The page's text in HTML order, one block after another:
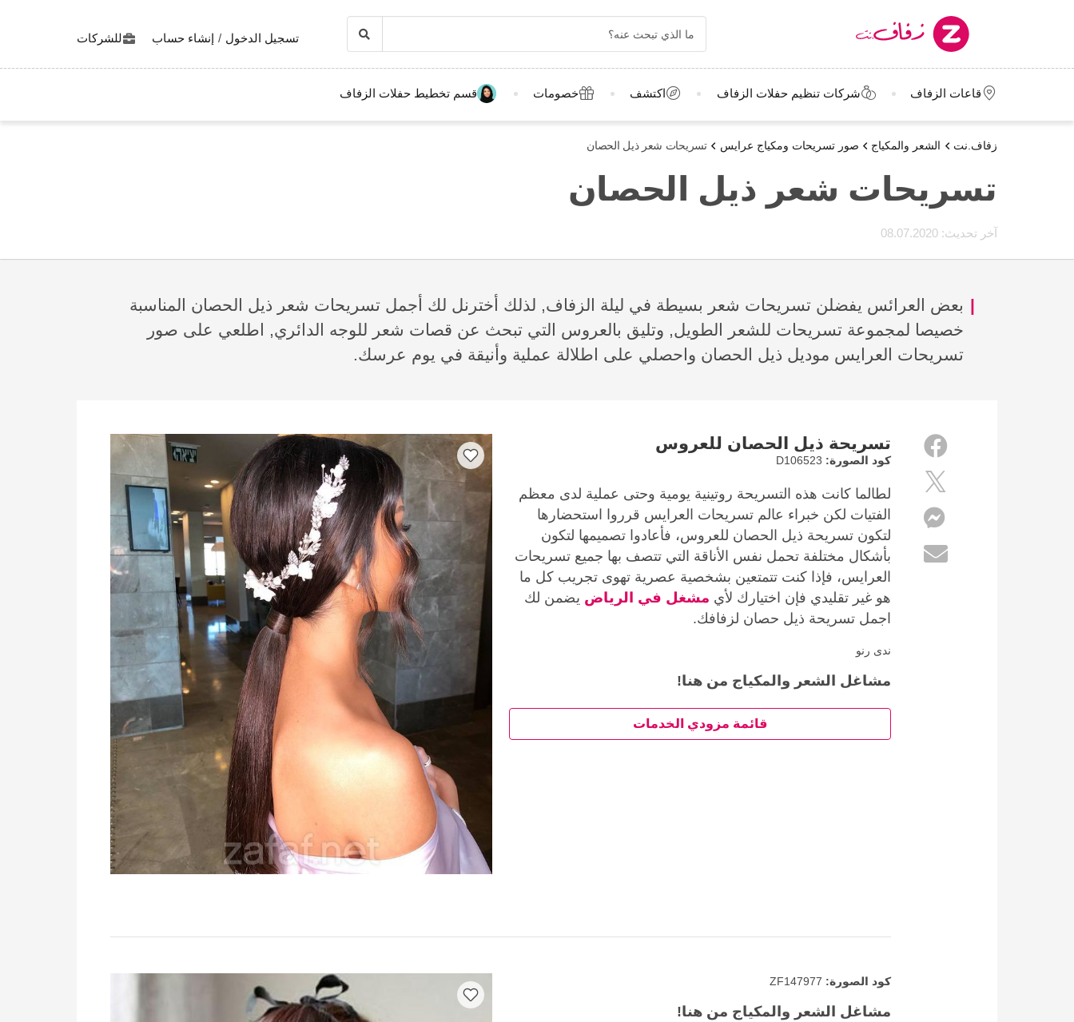
تسجيل الدخول / إنشاء حساب للشركات
قاعات الزفاف شركات تنظيم حفلات الزفاف اكتشف خصومات قسم تخطيط حفلات الزفاف
زفاف.نت الشعر والمكياج صور تسريحات ومكياج عرايس تسريحات شعر ذيل الحصان
تسريحات شعر ذيل الحصان
آخر تحديث:
بعض العرائس يفضلن تسريحات شعر بسيطة في ليلة الزفاف, لذلك أخترنل لك أجمل تسريحات شعر ذيل الحصان المناسبة
خصيصا لمجموعة تسريحات للشعر الطويل, وتليق بالعروس التي تبحث عن قصات شعر للوجه الدائري, اطلعي على صور
تسريحات العرايس موديل ذيل الحصان واحصلي على اطلالة عملية وأنيقة في يوم عرسك.
تسريحة ذيل الحصان للعروس
كود الصورة:
لطالما كانت هذه التسريحة روتينية يومية وحتى عملية لدى معظم
الفتيات لكن خبراء عالم تسريحات العرايس قرروا استحضارها
لتكون تسريحة ذيل الحصان للعروس، فأعادوا تصميمها لتكون
بأشكال مختلفة تحمل نفس الأناقة التي تتصف بها جميع تسريحات
العرايس، فإذا كنت تتمتعين بشخصية عصرية تهوى تجريب كل ما
هو غير تقليدي فإن اختيارك لأي مشغل في الرياض يضمن لك
اجمل تسريحة ذيل حصان لزفافك.
ندى رنو
مشاغل الشعر والمكياج من هنا!
قائمة مزودي الخدمات
كود الصورة:
مشاغل الشعر والمكياج من هنا!